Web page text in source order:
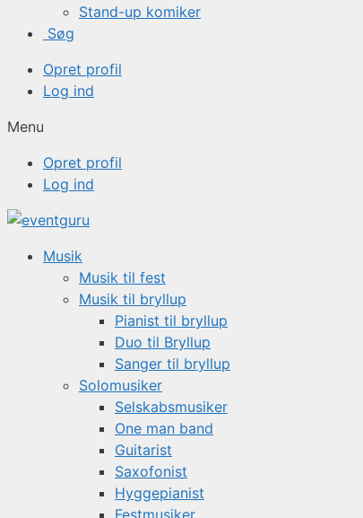
Stand-up komiker
Søg
Opret profil
Log ind
Menu
Opret profil
Log ind
Musik
Musik til fest
Musik til bryllup
Pianist til bryllup
Duo til Bryllup
Sanger til bryllup
Solomusiker
Selskabsmusiker
One man band
Guitarist
Saxofonist
Hyggepianist
Festmusiker